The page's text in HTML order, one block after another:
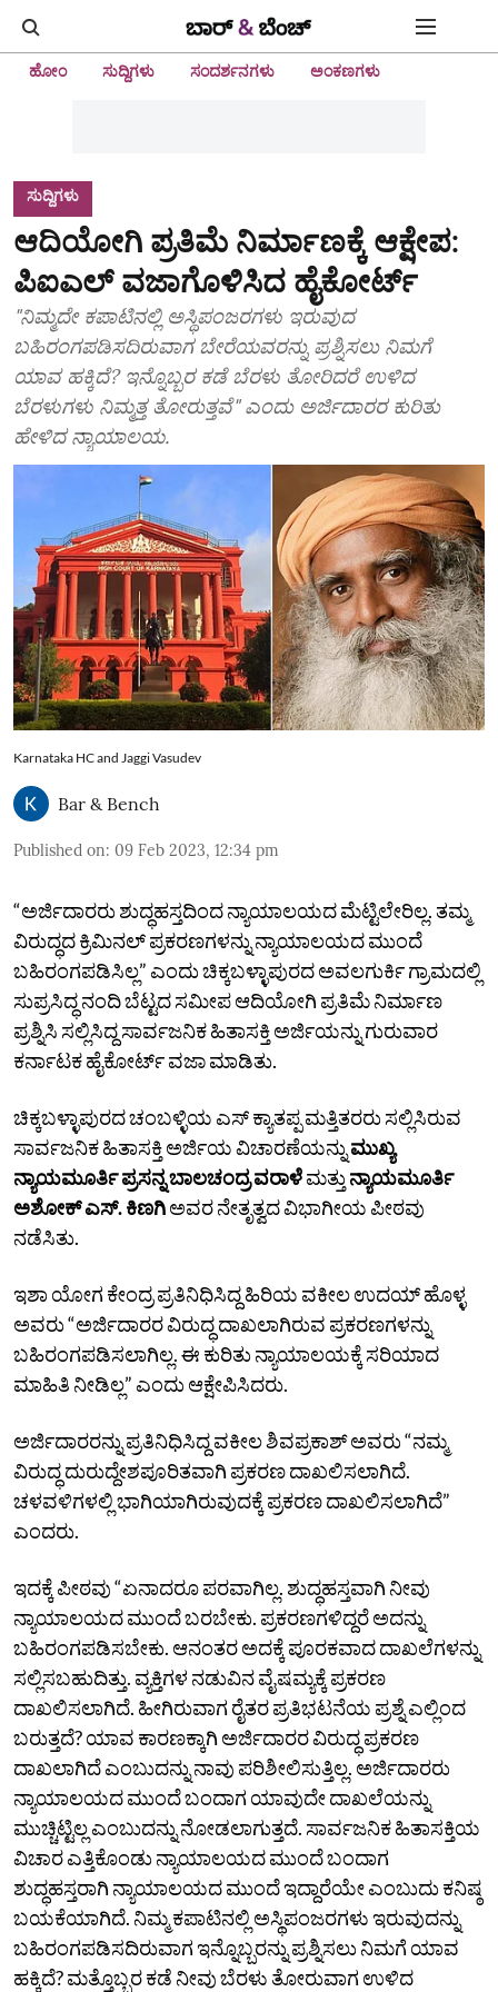
ಹೋಂ ಸುದ್ದಿಗಳು ಸಂದರ್ಶನಗಳು ಅಂಕಣಗಳು
ಸುದ್ದಿಗಳು
ಆದಿಯೋಗಿ ಪ್ರತಿಮೆ ನಿರ್ಮಾಣಕ್ಕೆ ಆಕ್ಷೇಪ:
ಪಿಐಎಲ್‌ ವಜಾಗೊಳಿಸಿದ ಹೈಕೋರ್ಟ್‌
"ನಿಮ್ಮದೇ ಕಪಾಟಿನಲ್ಲಿ ಅಸ್ಥಿಪಂಜರಗಳು ಇರುವುದ
ಬಹಿರಂಗಪಡಿಸದಿರುವಾಗ ಬೇರೆಯವರನ್ನು ಪ್ರಶ್ನಿಸಲು ನಿಮಗೆ
ಯಾವ ಹಕ್ಕಿದೆ? ಇನ್ನೊಬ್ಬರ ಕಡೆ ಬೆರಳು ತೋರಿದರೆ ಉಳಿದ
ಬೆರಳುಗಳು ನಿಮ್ಮತ್ತ ತೋರುತ್ತವೆ" ಎಂದು ಅರ್ಜಿದಾರರ ಕುರಿತು
ಹೇಳಿದ ನ್ಯಾಯಾಲಯ.
Karnataka HC and Jaggi Vasudev
Bar & Bench
Published on: 09 Feb 2023, 12:34 pm
“ಅರ್ಜಿದಾರರು ಶುದ್ಧಹಸ್ತದಿಂದ ನ್ಯಾಯಾಲಯದ ಮೆಟ್ಟಿಲೇರಿಲ್ಲ. ತಮ್ಮ
ವಿರುದ್ಧದ ಕ್ರಿಮಿನಲ್‌ ಪ್ರಕರಣಗಳನ್ನು ನ್ಯಾಯಾಲಯದ ಮುಂದೆ
ಬಹಿರಂಗಪಡಿಸಿಲ್ಲ” ಎಂದು ಚಿಕ್ಕಬಳ್ಳಾಪುರದ ಅವಲಗುರ್ಕಿ ಗ್ರಾಮದಲ್ಲಿ
ಸುಪ್ರಸಿದ್ಧ ನಂದಿ ಬೆಟ್ಟದ ಸಮೀಪ ಆದಿಯೋಗಿ ಪ್ರತಿಮೆ ನಿರ್ಮಾಣ
ಪ್ರಶ್ನಿಸಿ ಸಲ್ಲಿಸಿದ್ದ ಸಾರ್ವಜನಿಕ ಹಿತಾಸಕ್ತಿ ಅರ್ಜಿಯನ್ನು ಗುರುವಾರ
ಕರ್ನಾಟಕ ಹೈಕೋರ್ಟ್‌ ವಜಾ ಮಾಡಿತು.
ಚಿಕ್ಕಬಳ್ಳಾಪುರದ ಚಂಬಳ್ಳಿಯ ಎಸ್‌ ಕ್ಯಾತಪ್ಪ ಮತ್ತಿತರರು ಸಲ್ಲಿಸಿರುವ
ಸಾರ್ವಜನಿಕ ಹಿತಾಸಕ್ತಿ ಅರ್ಜಿಯ ವಿಚಾರಣೆಯನ್ನುಮುಖ್ಯ
ನ್ಯಾಯಮೂರ್ತಿ ಪ್ರಸನ್ನ ಬಾಲಚಂದ್ರ ವರಾಳೆಮತ್ತು ನ್ಯಾಯಮೂರ್ತಿ
ಅಶೋಕ್‌ ಎಸ್.‌ ಕಿಣಗಿಅವರ ನೇತೃತ್ವದ ವಿಭಾಗೀಯ ಪೀಠವು
ನಡೆಸಿತು.
ಇಶಾ ಯೋಗ ಕೇಂದ್ರ ಪ್ರತಿನಿಧಿಸಿದ್ದ ಹಿರಿಯ ವಕೀಲ ಉದಯ್‌ ಹೊಳ್ಳ
ಅವರು “ಅರ್ಜಿದಾರರ ವಿರುದ್ಧ ದಾಖಲಾಗಿರುವ ಪ್ರಕರಣಗಳನ್ನು
ಬಹಿರಂಗಪಡಿಸಲಾಗಿಲ್ಲ. ಈ ಕುರಿತು ನ್ಯಾಯಾಲಯಕ್ಕೆ ಸರಿಯಾದ
ಮಾಹಿತಿ ನೀಡಿಲ್ಲ” ಎಂದು ಆಕ್ಷೇಪಿಸಿದರು.
ಅರ್ಜಿದಾರರನ್ನು ಪ್ರತಿನಿಧಿಸಿದ್ದ ವಕೀಲ ಶಿವಪ್ರಕಾಶ್‌ ಅವರು “ನಮ್ಮ
ವಿರುದ್ಧ ದುರುದ್ದೇಶಪೂರಿತವಾಗಿ ಪ್ರಕರಣ ದಾಖಲಿಸಲಾಗಿದೆ.
ಚಳವಳಿಗಳಲ್ಲಿ ಭಾಗಿಯಾಗಿರುವುದಕ್ಕೆ ಪ್ರಕರಣ ದಾಖಲಿಸಲಾಗಿದೆ”
ಎಂದರು.
ಇದಕ್ಕೆ ಪೀಠವು “ಏನಾದರೂ ಪರವಾಗಿಲ್ಲ. ಶುದ್ಧಹಸ್ತವಾಗಿ ನೀವು
ನ್ಯಾಯಾಲಯದ ಮುಂದೆ ಬರಬೇಕು. ಪ್ರಕರಣಗಳಿದ್ದರೆ ಅದನ್ನು
ಬಹಿರಂಗಪಡಿಸಬೇಕು. ಆನಂತರ ಅದಕ್ಕೆ ಪೂರಕವಾದ ದಾಖಲೆಗಳನ್ನು
ಸಲ್ಲಿಸಬಹುದಿತ್ತು. ವ್ಯಕ್ತಿಗಳ ನಡುವಿನ ವೈಷಮ್ಯಕ್ಕೆ ಪ್ರಕರಣ
ದಾಖಲಿಸಲಾಗಿದೆ. ಹೀಗಿರುವಾಗ ರೈತರ ಪ್ರತಿಭಟನೆಯ ಪ್ರಶ್ನೆ ಎಲ್ಲಿಂದ
ಬರುತ್ತದೆ? ಯಾವ ಕಾರಣಕ್ಕಾಗಿ ಅರ್ಜಿದಾರರ ವಿರುದ್ಧ ಪ್ರಕರಣ
ದಾಖಲಾಗಿದೆ ಎಂಬುದನ್ನು ನಾವು ಪರಿಶೀಲಿಸುತ್ತಿಲ್ಲ. ಅರ್ಜಿದಾರರು
ನ್ಯಾಯಾಲಯದ ಮುಂದೆ ಬಂದಾಗ ಯಾವುದೇ ದಾಖಲೆಯನ್ನು
ಮುಚ್ಚಿಟ್ಟಿಲ್ಲ ಎಂಬುದನ್ನು ನೋಡಲಾಗುತ್ತದೆ. ಸಾರ್ವಜನಿಕ ಹಿತಾಸಕ್ತಿಯ
ವಿಚಾರ ಎತ್ತಿಕೊಂಡು ನ್ಯಾಯಾಲಯದ ಮುಂದೆ ಬಂದಾಗ
ಶುದ್ಧಹಸ್ತರಾಗಿ ನ್ಯಾಯಾಲಯದ ಮುಂದೆ ಇದ್ದಾರೆಯೇ ಎಂಬುದು ಕನಿಷ್ಠ
ಬಯಕೆಯಾಗಿದೆ. ನಿಮ್ಮ ಕಪಾಟಿನಲ್ಲಿ ಅಸ್ಥಿಪಂಜರಗಳು ಇರುವುದನ್ನು
ಬಹಿರಂಗಪಡಿಸದಿರುವಾಗ ಇನ್ನೊಬ್ಬರನ್ನು ಪ್ರಶ್ನಿಸಲು ನಿಮಗೆ ಯಾವ
ಹಕ್ಕಿದೆ? ಮತ್ತೊಬ್ಬರ ಕಡೆ ನೀವು ಬೆರಳು ತೋರುವಾಗ ಉಳಿದ